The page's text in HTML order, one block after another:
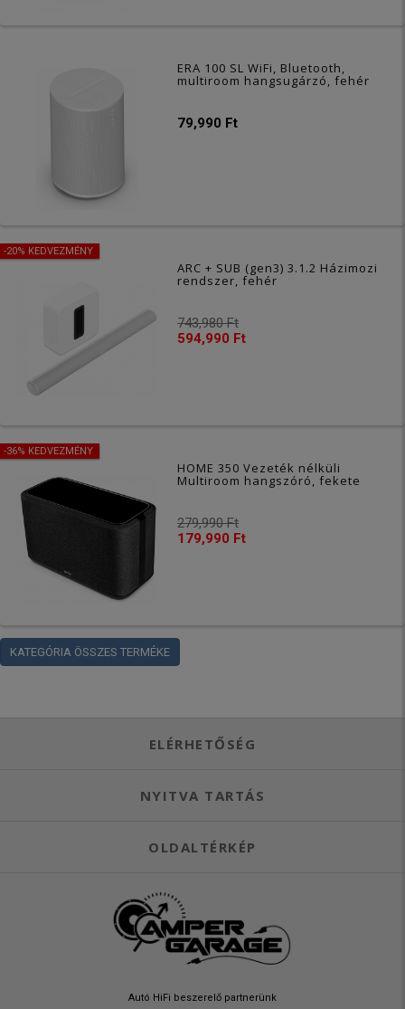
ERA 100 SL WiFi, Bluetooth,
multiroom hangsugárzó, fehér
79,990 Ft
-20% KEDVEZMÉNY
ARC + SUB (gen3) 3.1.2 Házimozi
rendszer, fehér
743,980 Ft
594,990 Ft
-36% KEDVEZMÉNY
HOME 350 Vezeték nélküli
Multiroom hangszóró, fekete
279,990 Ft
179,990 Ft
KATEGÓRIA ÖSSZES TERMÉKE
ELÉRHETŐSÉG
NYITVA TARTÁS
OLDALTÉRKÉP
Autó HiFi beszerelő partnerünk